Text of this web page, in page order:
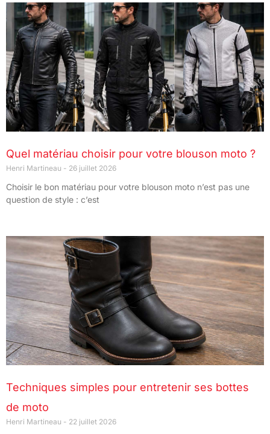
Quel matériau choisir pour votre blouson moto ?
Henri Martineau 26 juillet 2026
Choisir le bon matériau pour votre blouson moto n’est pas une
question de style : c’est
Techniques simples pour entretenir ses bottes
de moto
Henri Martineau 22 juillet 2026